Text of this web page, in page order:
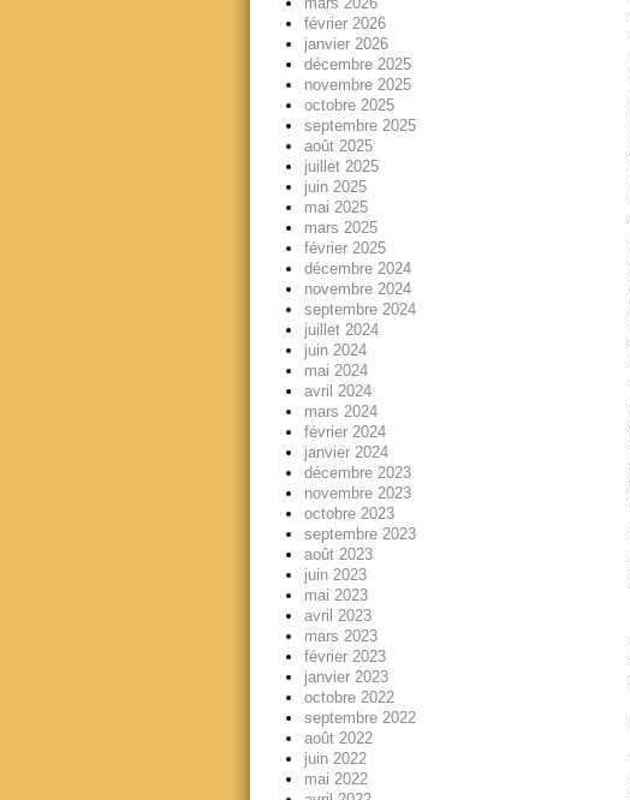
février 2026
janvier 2026
décembre 2025
novembre 2025
octobre 2025
septembre 2025
août 2025
juillet 2025
juin 2025
mai 2025
mars 2025
février 2025
décembre 2024
novembre 2024
septembre 2024
juillet 2024
juin 2024
mai 2024
avril 2024
mars 2024
février 2024
janvier 2024
décembre 2023
novembre 2023
octobre 2023
septembre 2023
août 2023
juin 2023
mai 2023
avril 2023
mars 2023
février 2023
janvier 2023
octobre 2022
septembre 2022
août 2022
juin 2022
mai 2022